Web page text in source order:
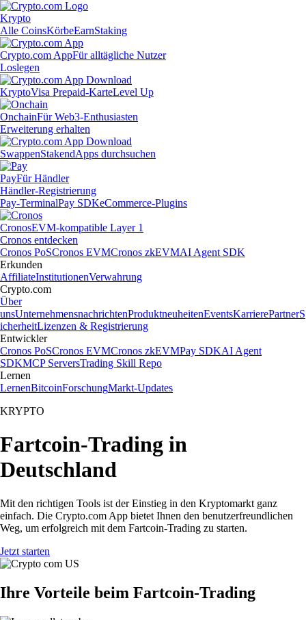
Krypto
Alle CoinsKörbeEarnStaking
Crypto.com AppFür alltägliche Nutzer
Loslegen
KryptoVisa Prepaid-KarteLevel Up
OnchainFür Web3-Enthusiasten
Erweiterung erhalten
SwappenStakendApps durchsuchen
PayFür Händler
Händler-Registrierung
Pay-TerminalPay SDKeCommerce-Plugins
CronosEVM-kompatible Layer 1
Cronos entdecken
Cronos PoSCronos EVMCronos zkEVMAI Agent SDK
Erkunden
AffiliateInstitutionenVerwahrung
Crypto.com
Über
unsUnternehmensnachrichtenProduktneuheitenEventsKarrierePartnerS
icherheitLizenzen & Registrierung
Entwickler
Cronos PoSCronos EVMCronos zkEVMPay SDKAI Agent
SDKMCP ServersTrading Skill Repo
Lernen
LernenBitcoinForschungMarkt-Updates
KRYPTO
Fartcoin-Trading in
Deutschland
Mit den richtigen Tools ist der Einstieg in den Kryptomarkt ganz
einfach. Die Crypto.com App bietet Ihnen den benutzerfreundlichen
Weg, um erfolgreich mit dem Fartcoin-Trading zu starten.
Jetzt starten
Ihre Vorteile beim Fartcoin-Trading